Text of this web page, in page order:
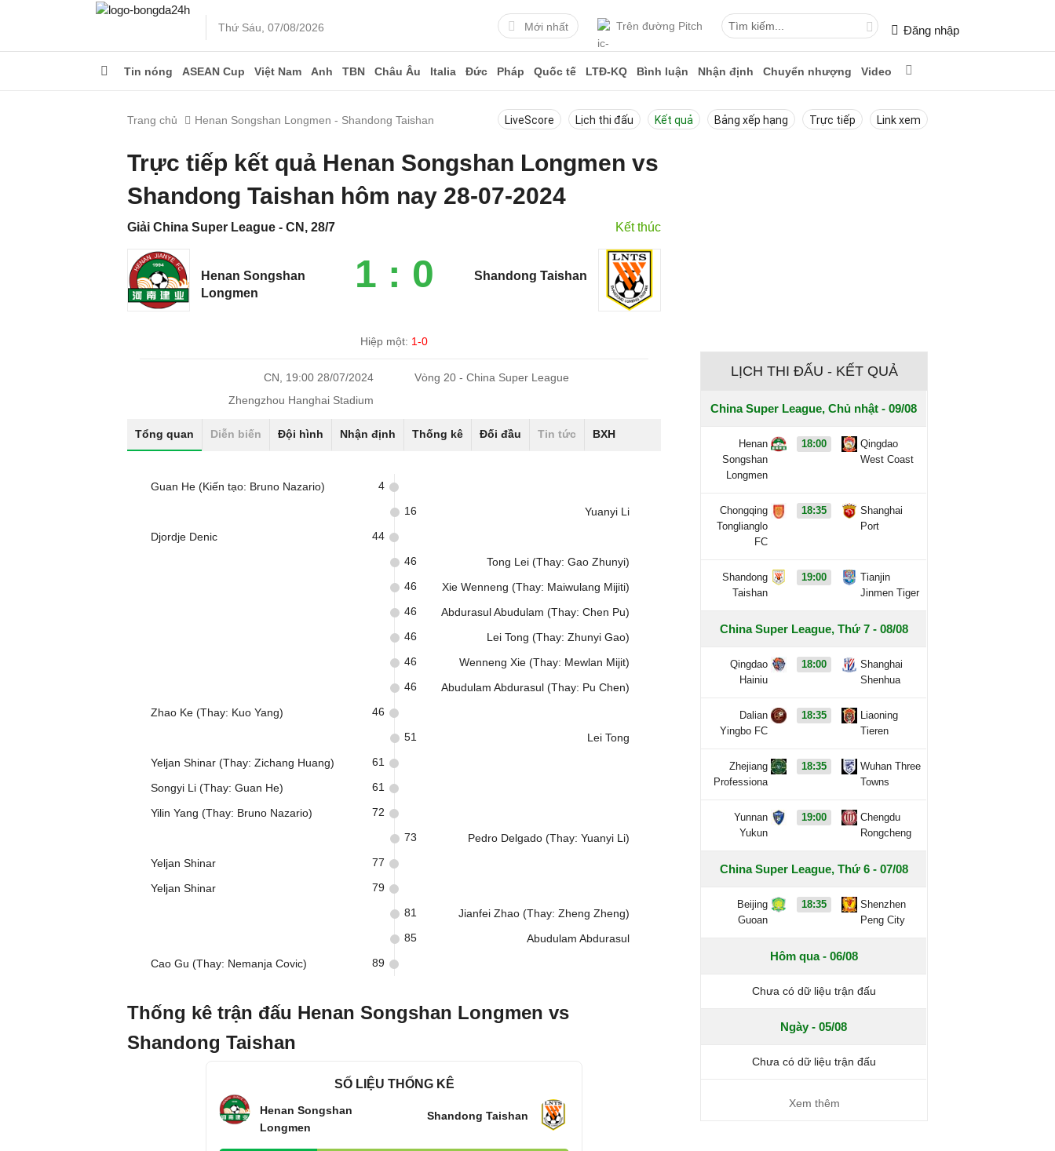
Thứ Sáu, 07/08/2026 Mới nhất Trên đường Pitch Đăng nhập
Tin nóng ASEAN Cup Việt Nam Anh TBN Châu Âu Italia Đức Pháp Quốc tế LTĐ-KQ Bình luận Nhận định Chuyển nhượng Video
Trang chủ Henan Songshan Longmen - Shandong Taishan LiveScore Lịch thi đấu Kết quả Bảng xếp hạng Trực tiếp Link xem
Trực tiếp kết quả Henan Songshan Longmen vs
Shandong Taishan hôm nay 28-07-2024
Giải China Super League - CN, 28/7 Kết thúc
Henan Songshan
Longmen
1 : 0 Shandong Taishan
Hiệp một: 1-0
CN, 19:00 28/07/2024
Vòng 20 - China Super League
Zhengzhou Hanghai Stadium
Tổng quan Diễn biến Đội hình Nhận định Thống kê Đối đầu Tin tức BXH
Guan He (Kiến tạo: Bruno Nazario) 4
Yuanyi Li
16
Djordje Denic 44
Tong Lei (Thay: Gao Zhunyi)
46
Xie Wenneng (Thay: Maiwulang Mijiti)
46
Abdurasul Abudulam (Thay: Chen Pu)
46
Lei Tong (Thay: Zhunyi Gao)
46
Wenneng Xie (Thay: Mewlan Mijit)
46
Abudulam Abdurasul (Thay: Pu Chen)
46
Zhao Ke (Thay: Kuo Yang) 46
Lei Tong
51
Yeljan Shinar (Thay: Zichang Huang) 61
Songyi Li (Thay: Guan He) 61
Yilin Yang (Thay: Bruno Nazario) 72
Pedro Delgado (Thay: Yuanyi Li)
73
Yeljan Shinar 77
Yeljan Shinar 79
Jianfei Zhao (Thay: Zheng Zheng)
81
Abudulam Abdurasul
85
Cao Gu (Thay: Nemanja Covic) 89
Thống kê trận đấu Henan Songshan Longmen vs
Shandong Taishan
SỐ LIỆU THỐNG KÊ
Henan Songshan
Longmen
Shandong Taishan
LỊCH THI ĐẤU - KẾT QUẢ
China Super League, Chủ nhật - 09/08
Henan
Songshan
Longmen
18:00
Qingdao
West Coast
Chongqing
Tonglianglo
FC
18:35
Shanghai
Port
Shandong
Taishan
19:00
Tianjin
Jinmen Tiger
China Super League, Thứ 7 - 08/08
Qingdao
Hainiu
18:00
Shanghai
Shenhua
Dalian
Yingbo FC
18:35
Liaoning
Tieren
Zhejiang
Professiona
18:35
Wuhan Three
Towns
Yunnan
Yukun
19:00
Chengdu
Rongcheng
China Super League, Thứ 6 - 07/08
Beijing
Guoan
18:35
Shenzhen
Peng City
Hôm qua - 06/08
Chưa có dữ liệu trận đấu
Ngày - 05/08
Chưa có dữ liệu trận đấu
Xem thêm